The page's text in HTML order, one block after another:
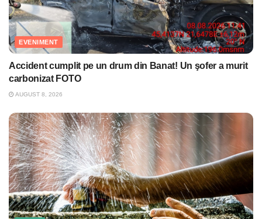
EVENIMENT
Accident cumplit pe un drum din Banat! Un şofer a murit
carbonizat FOTO
AUGUST 8, 2026